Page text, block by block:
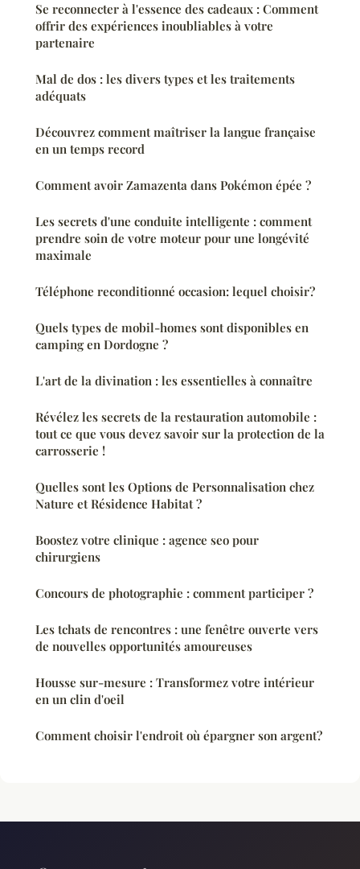
Se reconnecter à l'essence des cadeaux : Comment
offrir des expériences inoubliables à votre
partenaire
Mal de dos : les divers types et les traitements
adéquats
Découvrez comment maîtriser la langue française
en un temps record
Comment avoir Zamazenta dans Pokémon épée ?
Les secrets d'une conduite intelligente : comment
prendre soin de votre moteur pour une longévité
maximale
Téléphone reconditionné occasion: lequel choisir?
Quels types de mobil-homes sont disponibles en
camping en Dordogne ?
L'art de la divination : les essentielles à connaître
Révélez les secrets de la restauration automobile :
tout ce que vous devez savoir sur la protection de la
carrosserie !
Quelles sont les Options de Personnalisation chez
Nature et Résidence Habitat ?
Boostez votre clinique : agence seo pour
chirurgiens
Concours de photographie : comment participer ?
Les tchats de rencontres : une fenêtre ouverte vers
de nouvelles opportunités amoureuses
Housse sur-mesure : Transformez votre intérieur
en un clin d'oeil
Comment choisir l'endroit où épargner son argent?